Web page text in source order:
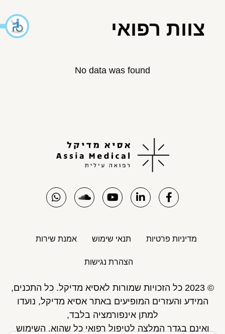
צוות רפואי
No data was found
מדיניות פרטיות תנאי שימוש אמנת שירות
הצהרת נגישות
© 2023 כל הזכויות שמורות לאסיא מדיקל. כל התכנים,
המידע והעזרים המופיעים באתר אסיא מדיקל, נועדו
למתן אינפורמציה בלבד,
ואינם בגדר המלצה לטיפול רפואי כל שהוא. השימוש